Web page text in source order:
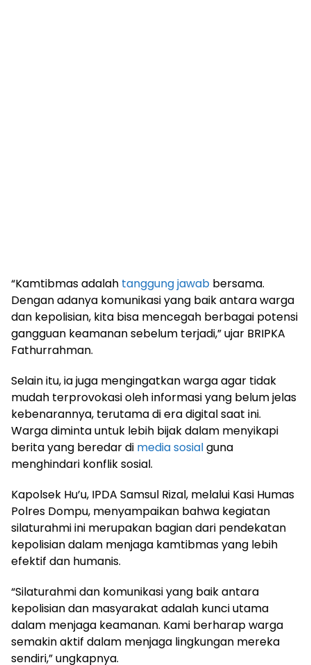
“Kamtibmas adalah tanggung jawab bersama.
Dengan adanya komunikasi yang baik antara warga
dan kepolisian, kita bisa mencegah berbagai potensi
gangguan keamanan sebelum terjadi,” ujar BRIPKA
Fathurrahman.
Selain itu, ia juga mengingatkan warga agar tidak
mudah terprovokasi oleh informasi yang belum jelas
kebenarannya, terutama di era digital saat ini.
Warga diminta untuk lebih bijak dalam menyikapi
berita yang beredar di media sosialguna
menghindari konflik sosial.
Kapolsek Hu’u, IPDA Samsul Rizal, melalui Kasi Humas
Polres Dompu, menyampaikan bahwa kegiatan
silaturahmi ini merupakan bagian dari pendekatan
kepolisian dalam menjaga kamtibmas yang lebih
efektif dan humanis.
“Silaturahmi dan komunikasi yang baik antara
kepolisian dan masyarakat adalah kunci utama
dalam menjaga keamanan. Kami berharap warga
semakin aktif dalam menjaga lingkungan mereka
sendiri,” ungkapnya.